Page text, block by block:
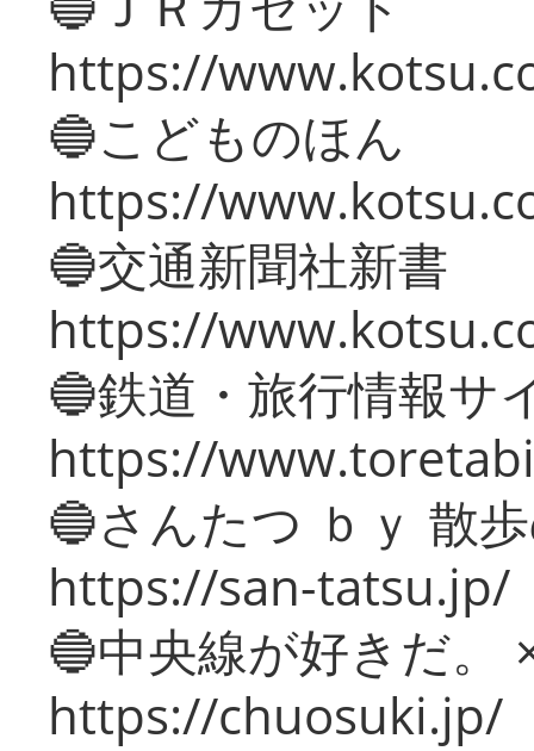
https://
🔵こどものほん
https://
🔵交通新聞社新書
https://
🔵鉄道・旅行情報サ
https://
🔵さんたつ ｂｙ 散
https://san-tatsu.jp/
🔵中央線が好きだ。
https://chuosuki.jp/